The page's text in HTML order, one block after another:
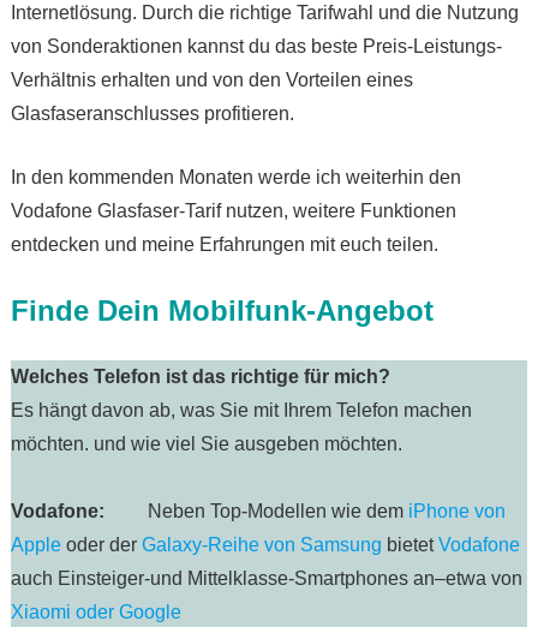
Internetlösung. Durch die richtige Tarifwahl und die Nutzung
von Sonderaktionen kannst du das beste Preis-Leistungs-
Verhältnis erhalten und von den Vorteilen eines
Glasfaseranschlusses profitieren.
In den kommenden Monaten werde ich weiterhin den
Vodafone Glasfaser-Tarif nutzen, weitere Funktionen
entdecken und meine Erfahrungen mit euch teilen.
Finde Dein Mobilfunk-Angebot
Welches Telefon ist das richtige für mich?
Es hängt davon ab, was Sie mit Ihrem Telefon machen
möchten. und wie viel Sie ausgeben möchten.
Vodafone: Neben Top-Modellen wie dem iPhone von
Appleoder der Galaxy-Reihe von Samsung bietetVodafone
auch Einsteiger-und Mittelklasse-Smartphones an–etwa von
Xiaomi oder Google